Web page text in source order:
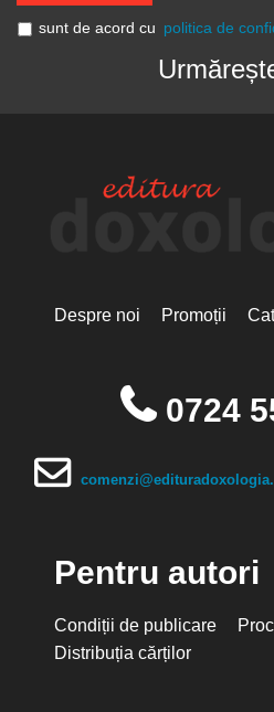
sunt de acord cu politica de
Despre noi Promoții
0724
Pentru autori
Condiții de publicare
Distribuția cărților